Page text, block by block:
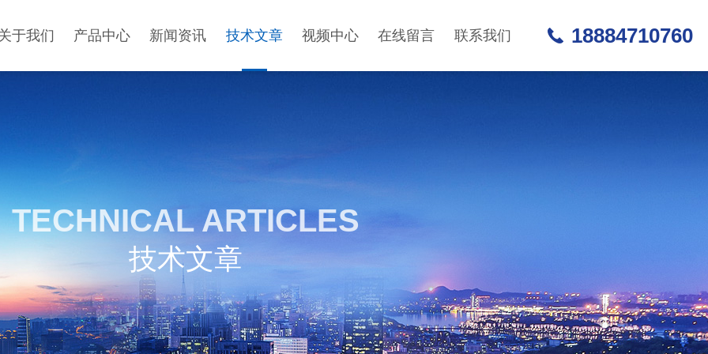
于我们 产品中心 新闻资讯 技术文章 视频中心 在线留言 联系我们 18884710760
TECHNICAL ARTICLES
技术文章